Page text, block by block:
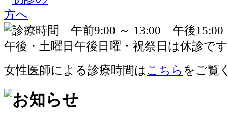
女性医師による診療時間は こちら をご覧